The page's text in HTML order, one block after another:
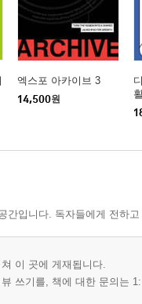
엑스포 아카이브 3
14,500원
간입니다. 독자들에게 전하
이 곳에 게재됩니다.
쓰기를, 책에 대한 문의는